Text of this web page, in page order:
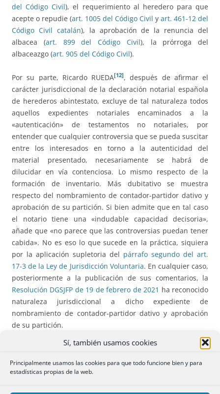
Sí, también usamos cookies
Principalmente usamos las cookies para que todo funcione bien y para
estadísticas propias de la web.
del Código Civil), el requerimiento al heredero para que
acepte o repudie (art. 1005 del Código Civil y art. 461-12 del
Código Civil catalán), la aprobación de la renuncia del
albacea (art. 899 del Código Civil), la prórroga del
albaceazgo (art. 905 del Código Civil).
Por su parte, Ricardo RUEDA[12], después de afirmar el
carácter jurisdiccional de la declaración notarial española
de herederos abintestato, excluye de tal naturaleza todos
aquellos expedientes notariales encaminados a la
«autenticación» de testamentos no notariales, por
entender que cualquier controversia que se pueda suscitar
entre los interesados en torno a la autenticidad del
material presentado, necesariamente se habrá de
dilucidar en vía contenciosa. Lo mismo respecto de la
formación de inventario. Más dubitativo se muestra
respecto del nombramiento de contador-partidor dativo y
aprobación de su partición. Si bien admite que en tal caso
el notario tiene una «indudable capacidad decisoria»,
añade que «no parece que las controversias puedan tener
cabida». No es eso lo que sucede en la práctica, siquiera
por la aplicación supletoria del párrafo segundo del art.
17-3 de la Ley de Jurisdicción Voluntaria. En cualquier caso,
posteriormente a la publicación de sus comentarios, la
Resolución DGSJFP de 19 de febrero de 2021 ha reconocido
naturaleza jurisdiccional a dicho expediente de
nombramiento de contador-partidor dativo y aprobación
de su partición.
Pero del anterior y propio criterio se descolgó ya
laResolución DGSJFP de 12 de julio de 2021[13]y, sobre
todo, laResolución DGSJFP de 26 de octubre de 2021